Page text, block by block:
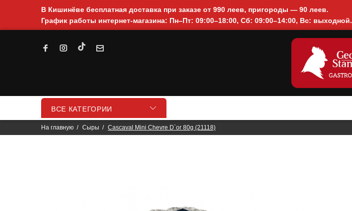
В Кишинёве бесплатная доставка при заказе от 990 леев, пригороды — 90 леев.
График работы интернет-магазина: Пн–Пт: 09:00–18:00, Сб: 09:00–14:00, Вс: выходной.
ВСЕ КАТЕГОРИИ
На главную Сыры Cascaval Mini Chevre D`or 80g (21118)